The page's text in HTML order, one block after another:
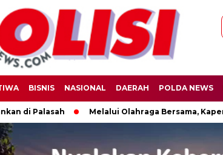
BISNIS NASIONAL DAERAH POLDA NEWS
Melalui Olahraga Bersama, Kapengda